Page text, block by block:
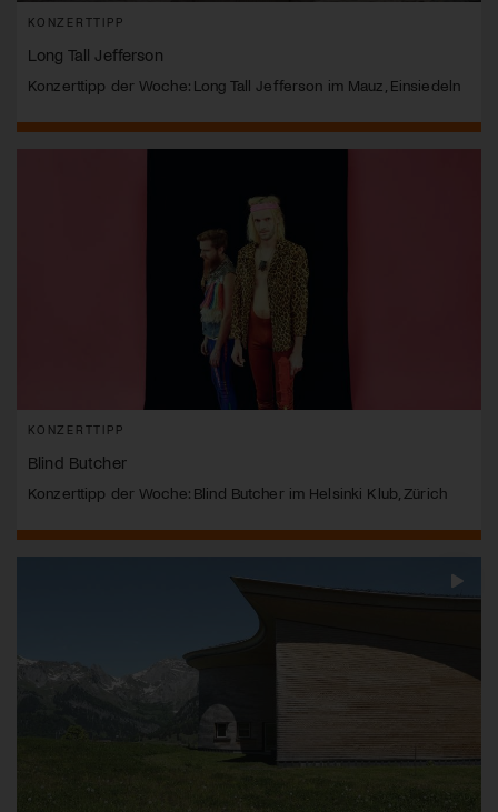
KONZERTTIPP
Long Tall Jefferson
Konzerttipp der Woche: Long Tall Jefferson im Mauz, Einsiedeln
KONZERTTIPP
Blind Butcher
Konzerttipp der Woche: Blind Butcher im Helsinki Klub, Zürich